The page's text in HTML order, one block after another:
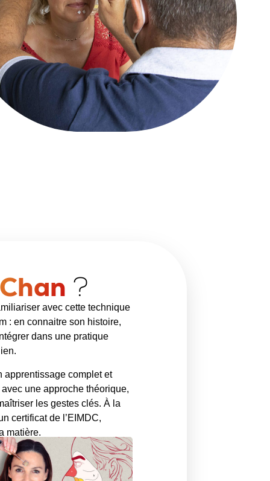
?
avec cette technique
: en connaitre son histoire,
dans une pratique
apprentissage complet et
une approche théorique,
les gestes clés. À la
certificat de l’EIMDC,
matière.